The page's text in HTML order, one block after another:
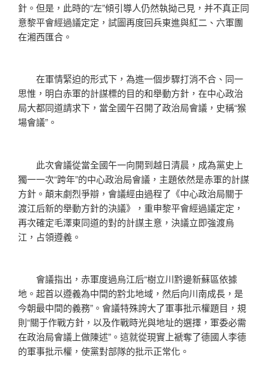
針。但是，此時的“左”傾引導人仍然執拗己見，并不真正同
意黎平會經過議定定，試圖再度回兵東進與紅二、六軍團
在湘西匯合。
在軍情緊迫的形式下，為進一個步驟打消不合、同一
思惟，明白赤軍的計謀標的目的和舉動方針，在中心政治
局大都同道請求下，當全國午召開了政治局會議，史稱“猴
場會議”。
此次會議從當全國午一向開到越日清晨，成為黨史上
獨一一次“跨年”的中心政治局會議，主題依然是赤軍的計謀
方針。顛末劇烈爭辯，會議經由過程了《中心政治局關于
渡江后新的舉動方針的決議》，重申黎平會經過議定定，
再次確定毛澤東同道的對的計謀主意，決議立即強渡烏
江，占領遵義。
會議指出，赤軍度過烏江后“樹立川黔邊新蘇區依據
地。起首以遵義為中間的黔北地域，然后向川南成長，是
今朝最中間的義務”。會議特殊誇大了軍事批示權題目，規
則“關于作戰方針，以及作戰時光與地址的選擇，軍委必需
在政治局會議上做陳述”。這就從現實上褫奪了德國人李德
的軍事批示權，使黨對部隊的批示正常化。